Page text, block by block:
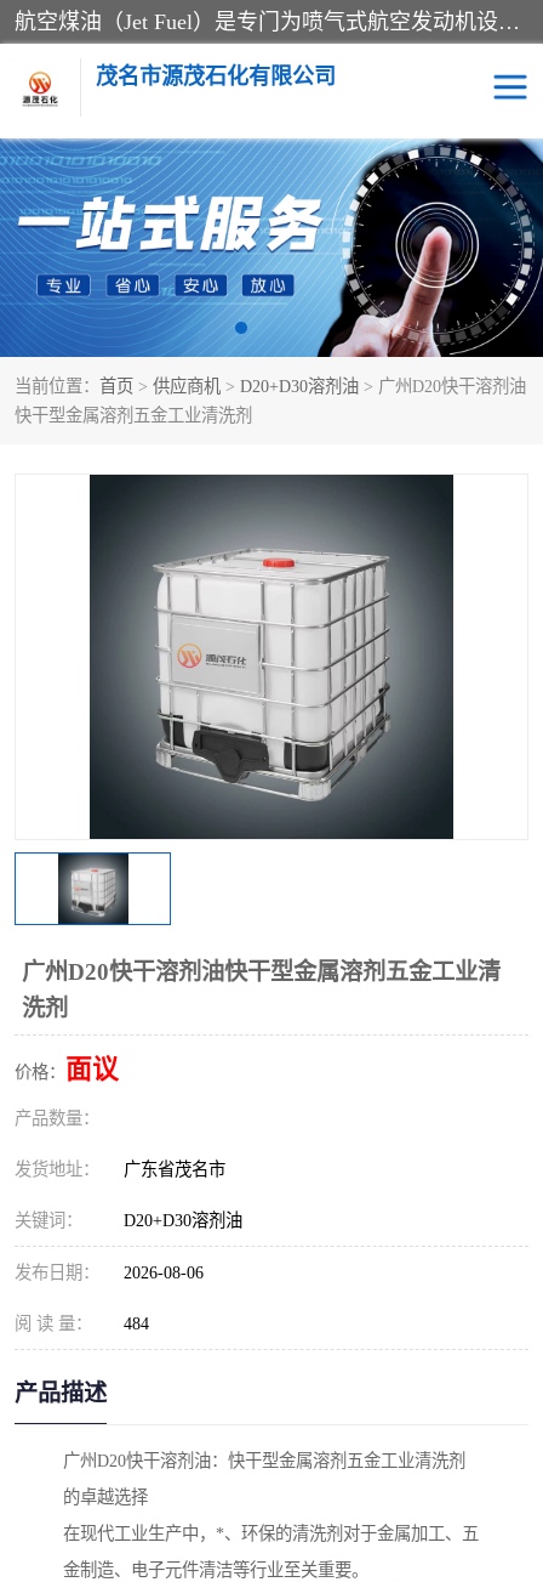
航空煤油（Jet Fuel）是专门为喷气式航空发动机设计的高纯度燃料，主要分为Jet A、Jet A-1和Jet B等类型。其特点是闪点高、低温流动性好，并添加了抗静电剂和抗氧化剂以确保飞行安全。航空煤油需
茂名市源茂石化有限公司
当前位置： 首页 > 供应商机 > D20+D30溶剂油 > 广州D20快干溶剂油
快干型金属溶剂五金工业清洗剂
广州D20快干溶剂油快干型金属溶剂五金工业清
洗剂
价格： 面议
产品数量：
发货地址： 广东省茂名市
关键词： D20+D30溶剂油
发布日期： 2026-08-06
阅 读 量： 484
产品描述
广州D20快干溶剂油：快干型金属溶剂五金工业清洗剂
的卓越选择
在现代工业生产中，*、环保的清洗剂对于金属加工、五
金制造、电子元件清洁等行业至关重要。
RP3航空煤油 D20+D30溶剂油
D40+D60溶剂油 D80+D100溶剂油
6号+120号溶剂油 260号溶剂油
异构烷烃 天然乳胶